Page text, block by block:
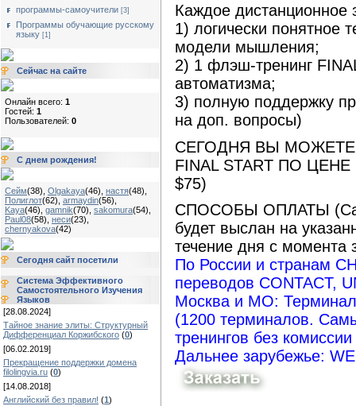
программы-самоучители [3]
Программы обучающие русскому
языку [1]
Сейчас на сайте
Онлайн всего: 1
Гостей: 1
Пользователей: 0
С днем рождения!
Сейм(38) Olgakaya(46) настя(48)
Полиглот(62) armaydin(56)
Kaya(46) gamnik(70) sakomura(54)
Paul08(58) неси(23)
chernyakova(42)
Сегодня сайт посетили
Система Эффективного
Самостоятельного Изучения
Языков
[28.08.2024]
Тайное знание элиты: Структурный
Дифференциал Коржибского (0)
[06.02.2019]
Прекращение поддержки домена
filolingvia.ru (0)
[14.08.2018]
Английский без правил! (1)
Каждое дистанционное
1) логически понятное
модели мышления;
2) 1 флэш-тренинг
автоматизма;
3) полную поддержку
на доп. вопросы)
СЕГОДНЯ ВЫ МОЖЕТЕ
FINAL START ПО
$75)
СПОСОБЫ ОПЛАТЫ
будет выслан на
течение дня с момента
По России и странам
переводов CONTACT,
Москва и МО:
(1200 терминалов.
тренингов без
Дальнее зарубежье: